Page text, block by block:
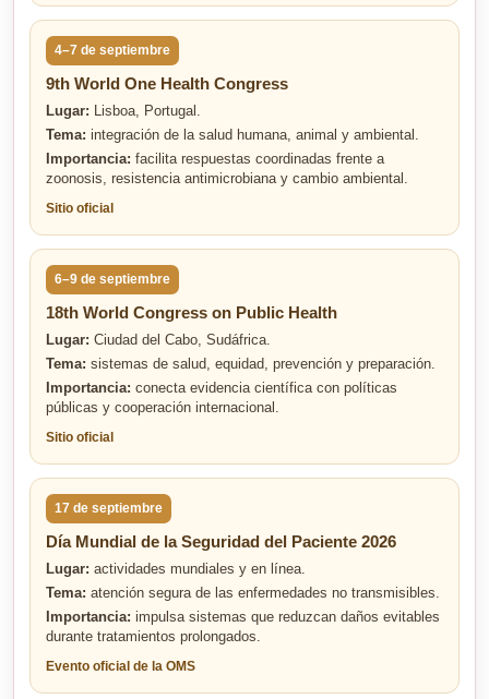
4–7 de septiembre
9th World One Health Congress
Lugar: Lisboa, Portugal.
Tema: integración de la salud humana, animal y ambiental.
Importancia: facilita respuestas coordinadas frente a
zoonosis, resistencia antimicrobiana y cambio ambiental.
Sitio oficial
6–9 de septiembre
18th World Congress on Public Health
Lugar: Ciudad del Cabo, Sudáfrica.
Tema: sistemas de salud, equidad, prevención y preparación.
Importancia: conecta evidencia científica con políticas
públicas y cooperación internacional.
Sitio oficial
17 de septiembre
Día Mundial de la Seguridad del Paciente 2026
Lugar: actividades mundiales y en línea.
Tema: atención segura de las enfermedades no transmisibles.
Importancia: impulsa sistemas que reduzcan daños evitables
durante tratamientos prolongados.
Evento oficial de la OMS